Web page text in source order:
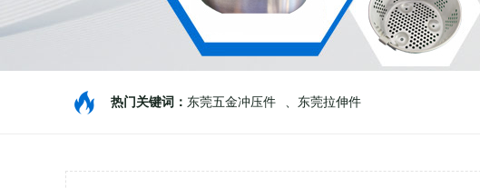
热门关键词： 东莞五金冲压件 、 东莞拉伸件